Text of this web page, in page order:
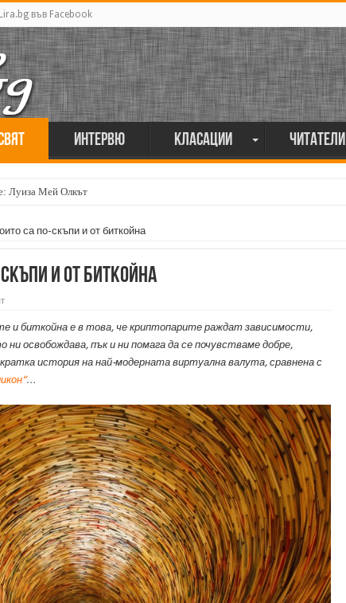
Lira.bg във Facebook
Интервю Класации Читатели
Луиза Мей Олкът
на големия поет винаги е и сила, и съпричастност“
са по-скъпи и от биткойна
и от биткойна
и биткойна е в това, че криптопарите раждат зависимости,
освобождава, пък и ни помага да се почувстваме добре,
история на най-модерната виртуална валута, сравнена с
…